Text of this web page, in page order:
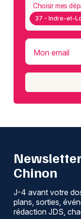
37 - Indre-et-
Choisir mes
Mon email
Chinon
J-4 avant votre
plans, sorties,
rédaction JDS,